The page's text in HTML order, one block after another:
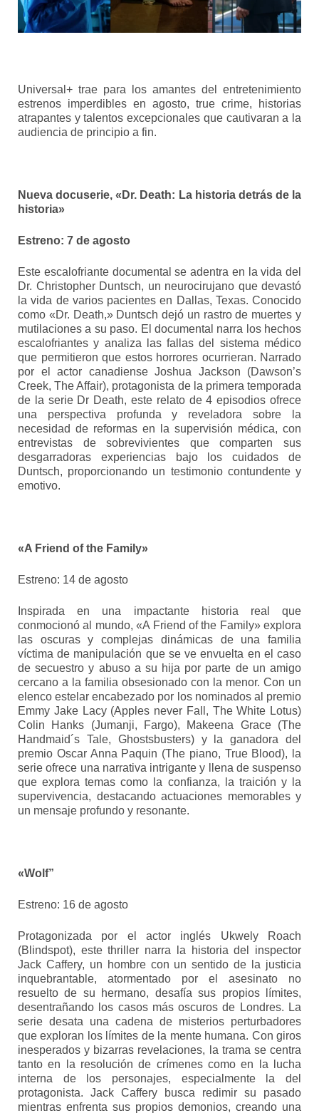
Universal+ trae para los amantes del entretenimiento
estrenos imperdibles en agosto, true crime, historias
atrapantes y talentos excepcionales que cautivaran a la
audiencia de principio a fin.
Nueva docuserie, «Dr. Death: La historia detrás de la
historia»
Estreno: 7 de agosto
Este escalofriante documental se adentra en la vida del
Dr. Christopher Duntsch, un neurocirujano que devastó
la vida de varios pacientes en Dallas, Texas. Conocido
como «Dr. Death,» Duntsch dejó un rastro de muertes y
mutilaciones a su paso. El documental narra los hechos
escalofriantes y analiza las fallas del sistema médico
que permitieron que estos horrores ocurrieran. Narrado
por el actor canadiense Joshua Jackson (Dawson’s
Creek, The Affair), protagonista de la primera temporada
de la serie Dr Death, este relato de 4 episodios ofrece
una perspectiva profunda y reveladora sobre la
necesidad de reformas en la supervisión médica, con
entrevistas de sobrevivientes que comparten sus
desgarradoras experiencias bajo los cuidados de
Duntsch, proporcionando un testimonio contundente y
emotivo.
«A Friend of the Family»
Estreno: 14 de agosto
Inspirada en una impactante historia real que
conmocionó al mundo, «A Friend of the Family» explora
las oscuras y complejas dinámicas de una familia
víctima de manipulación que se ve envuelta en el caso
de secuestro y abuso a su hija por parte de un amigo
cercano a la familia obsesionado con la menor. Con un
elenco estelar encabezado por los nominados al premio
Emmy Jake Lacy (Apples never Fall, The White Lotus)
Colin Hanks (Jumanji, Fargo), Makeena Grace (The
Handmaid´s Tale, Ghostsbusters) y la ganadora del
premio Oscar Anna Paquin (The piano, True Blood), la
serie ofrece una narrativa intrigante y llena de suspenso
que explora temas como la confianza, la traición y la
supervivencia, destacando actuaciones memorables y
un mensaje profundo y resonante.
«Wolf”
Estreno: 16 de agosto
Protagonizada por el actor inglés Ukwely Roach
(Blindspot), este thriller narra la historia del inspector
Jack Caffery, un hombre con un sentido de la justicia
inquebrantable, atormentado por el asesinato no
resuelto de su hermano, desafía sus propios límites,
desentrañando los casos más oscuros de Londres. La
serie desata una cadena de misterios perturbadores
que exploran los límites de la mente humana. Con giros
inesperados y bizarras revelaciones, la trama se centra
tanto en la resolución de crímenes como en la lucha
interna de los personajes, especialmente la del
protagonista. Jack Caffery busca redimir su pasado
mientras enfrenta sus propios demonios, creando una